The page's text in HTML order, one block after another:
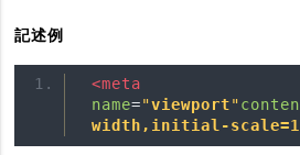
記述例
<meta
name="viewport"
width,initial-scale=1